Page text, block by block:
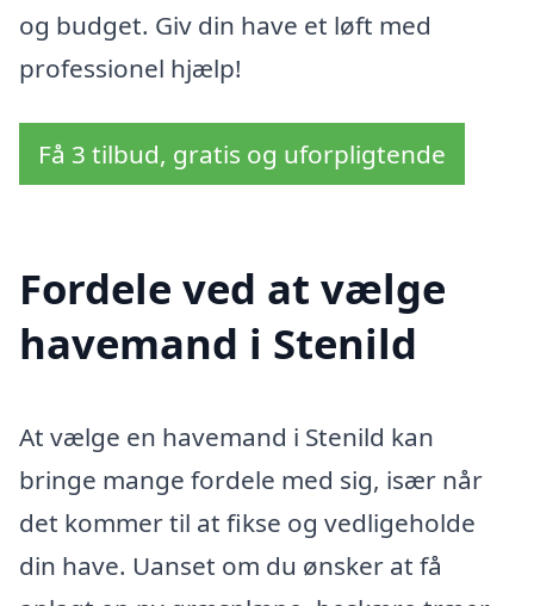
og budget. Giv din have et løft med
professionel hjælp!
Få 3 tilbud, gratis og uforpligtende
Fordele ved at vælge
havemand i Stenild
At vælge en havemand i Stenild kan
bringe mange fordele med sig, især når
det kommer til at fikse og vedligeholde
din have. Uanset om du ønsker at få